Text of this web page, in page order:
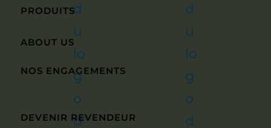
PRODUITS
ABOUT US
NOS ENGAGEMENTS
DEVENIR REVENDEUR